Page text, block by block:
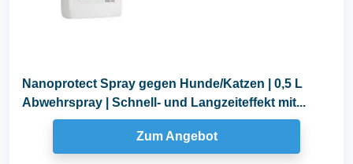
Nanoprotect Spray gegen Hunde/Katzen | 0,5 L
Abwehrspray | Schnell- und Langzeiteffekt mit...
Zum Angebot